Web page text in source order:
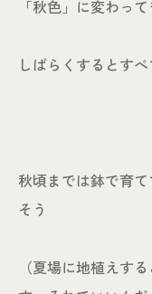
「秋色」に変わって
しばらくするとす
秋頃までは鉢で育
そう
（夏場に地植えす